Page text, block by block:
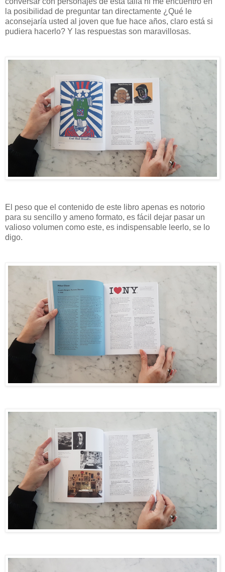
la posibilidad de preguntar tan directamente ¿Qué le
aconsejaría usted al joven que fue hace años, claro está si
pudiera hacerlo? Y las respuestas son maravillosas.
El peso que el contenido de este libro apenas es notorio
para su sencillo y ameno formato, es fácil dejar pasar un
valioso volumen como este, es indispensable leerlo, se lo
digo.